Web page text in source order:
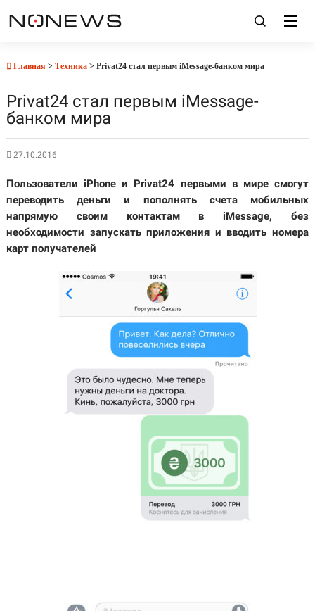
Главная > Техника> Privat24 стал первым iMessage-банком мира
Privat24 стал первым iMessage-
банком мира
27.10.2016
Пользователи iPhone и Privat24 первыми в мире смогут
переводить деньги и пополнять счета мобильных
напрямую своим контактам в iMessage, без
необходимости запускать приложения и вводить номера
карт получателей